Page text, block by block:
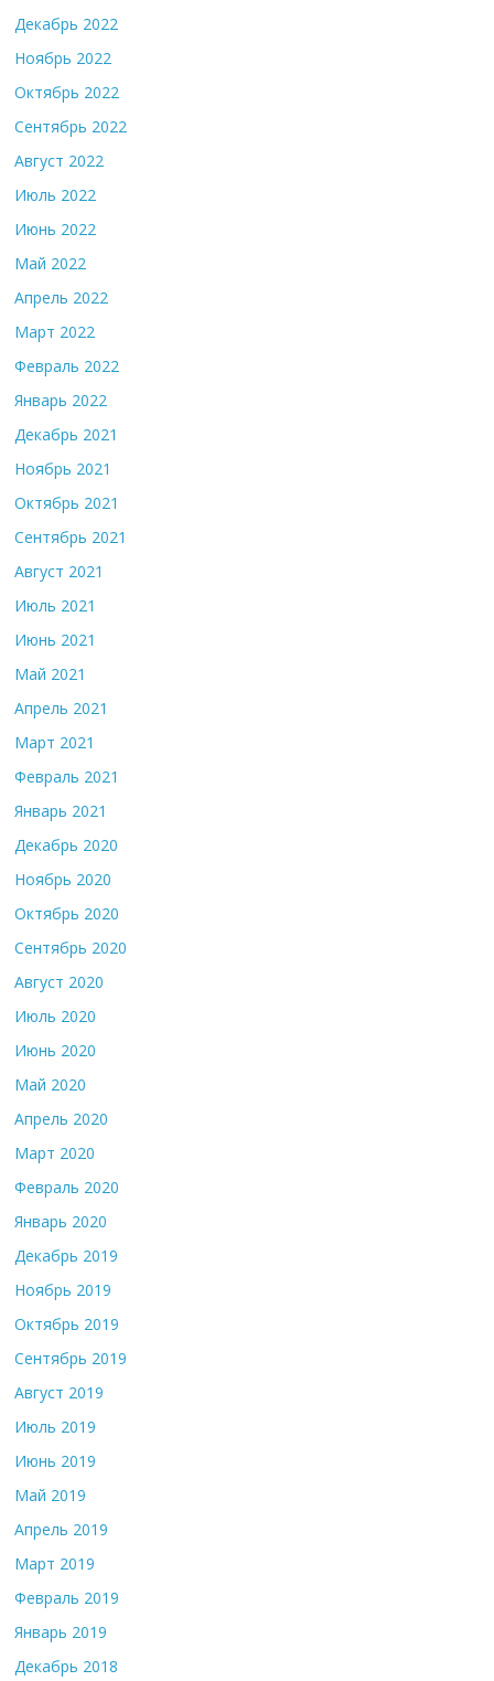
Декабрь 2022
Ноябрь 2022
Октябрь 2022
Сентябрь 2022
Август 2022
Июль 2022
Июнь 2022
Май 2022
Апрель 2022
Март 2022
Февраль 2022
Январь 2022
Декабрь 2021
Ноябрь 2021
Октябрь 2021
Сентябрь 2021
Август 2021
Июль 2021
Июнь 2021
Май 2021
Апрель 2021
Март 2021
Февраль 2021
Январь 2021
Декабрь 2020
Ноябрь 2020
Октябрь 2020
Сентябрь 2020
Август 2020
Июль 2020
Июнь 2020
Май 2020
Апрель 2020
Март 2020
Февраль 2020
Январь 2020
Декабрь 2019
Ноябрь 2019
Октябрь 2019
Сентябрь 2019
Август 2019
Июль 2019
Июнь 2019
Май 2019
Апрель 2019
Март 2019
Февраль 2019
Январь 2019
Декабрь 2018